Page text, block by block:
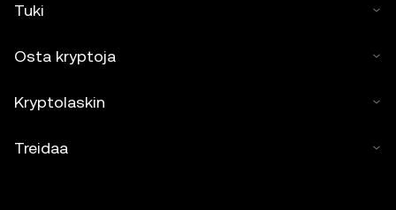
Tuki
Osta kryptoja
Kryptolaskin
Treidaa